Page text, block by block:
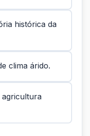
histórica da
clima árido.
agricultura